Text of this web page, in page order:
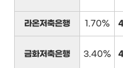
라온저축은행 1.70%
금화저축은행 3.40%